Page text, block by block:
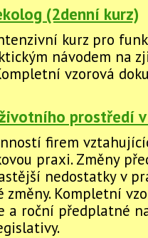
(2denní kurz)
kurz pro
návodem na
vzorová
prostředí
firem
praxi. Změny
nedostatky v
změny. Kompletní
a roční předplatné